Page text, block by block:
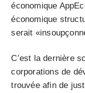
économique
économique
serait
C’est la dernière
corporations de
trouvée afin de